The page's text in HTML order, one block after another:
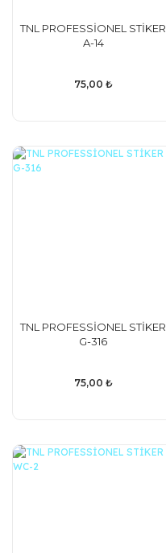
TNL PROFESSİONEL STİKER
A-14
75,00 ₺
TNL PROFESSİONEL STİKER
G-316
75,00 ₺